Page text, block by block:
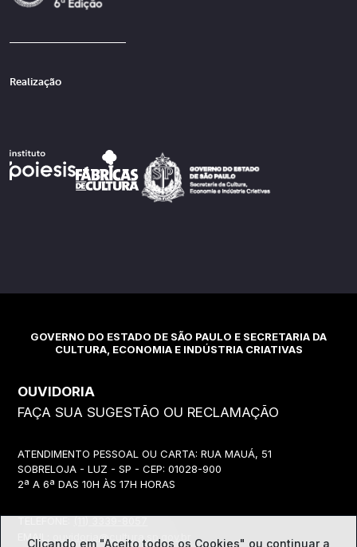
Realização
GOVERNO DO ESTADO DE SÃO PAULO E SECRETARIA DA
CULTURA, ECONOMIA E INDÚSTRIA CRIATIVAS
OUVIDORIA
FAÇA SUA SUGESTÃO OU RECLAMAÇÃO
ATENDIMENTO PESSOAL OU CARTA: RUA MAUÁ, 51
SOBRELOJA - LUZ - SP - CEP: 01028-900
2ª A 6ª DAS 10H ÀS 17H HORAS
EMAIL:
ouvidoria@cultura.sp.gov.br
Clicando em "Aceito todos os Cookies" ou continuar a